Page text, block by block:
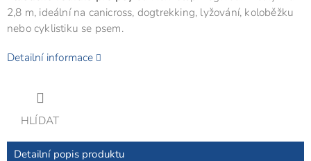
2,8 m, ideální na canicross, dogtrekking, lyžování, koloběžku
nebo cyklistiku se psem.
Detailní informace
HLÍDAT
Detailní popis produktu